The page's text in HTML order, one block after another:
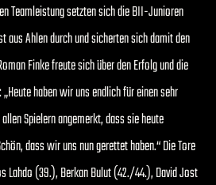
Teamleistung setzten sich die BII-Junioren
aus Ahlen durch und sicherten sich damit den
Finke freute sich über den Erfolg und die
haben wir uns endlich für einen sehr
Spielern angemerkt, dass sie heute
dass wir uns nun gerettet haben.“ Die Tore
Lahdo (39.), Berkan Bulut (42./44.), David Jost